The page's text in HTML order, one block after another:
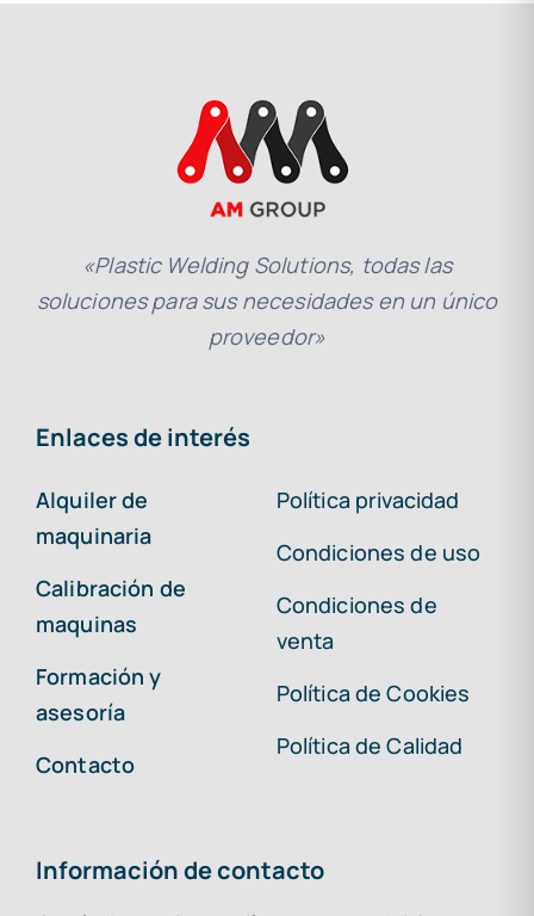
«Plastic Welding Solutions, todas las
soluciones para sus necesidades en un único
proveedor»
Enlaces de interés
Alquiler de
maquinaria
Calibración de
maquinas
Formación y
asesoría
Contacto
Política privacidad
Condiciones de uso
Condiciones de
venta
Política de Cookies
Política de Calidad
Información de contacto